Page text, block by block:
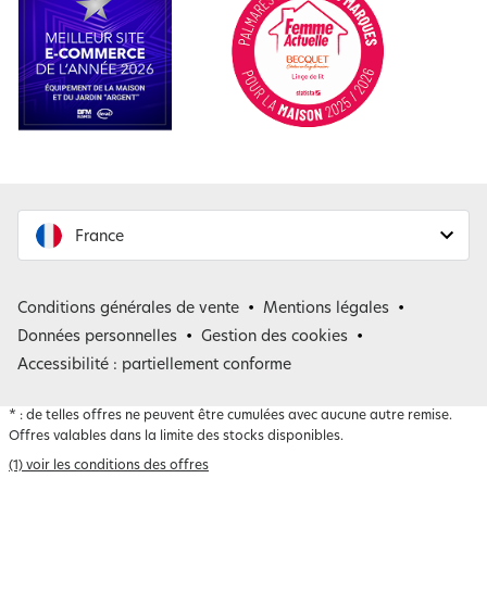
France
Belgique
Conditions générales de vente
Mentions légales
Données personnelles
Gestion des cookies
Accessibilité : partiellement conforme
* : de telles offres ne peuvent être cumulées avec aucune autre remise.
Offres valables dans la limite des stocks disponibles.
(1) voir les conditions des offres